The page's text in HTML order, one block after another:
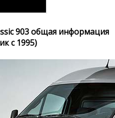
903 общая информация
с 1995)